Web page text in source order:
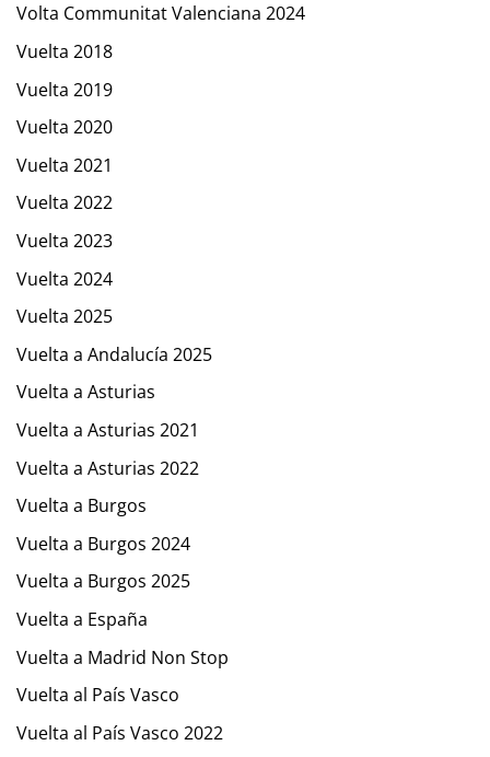
Volta Communitat Valenciana 2024
Vuelta 2018
Vuelta 2019
Vuelta 2020
Vuelta 2021
Vuelta 2022
Vuelta 2023
Vuelta 2024
Vuelta 2025
Vuelta a Andalucía 2025
Vuelta a Asturias
Vuelta a Asturias 2021
Vuelta a Asturias 2022
Vuelta a Burgos
Vuelta a Burgos 2024
Vuelta a Burgos 2025
Vuelta a España
Vuelta a Madrid Non Stop
Vuelta al País Vasco
Vuelta al País Vasco 2022